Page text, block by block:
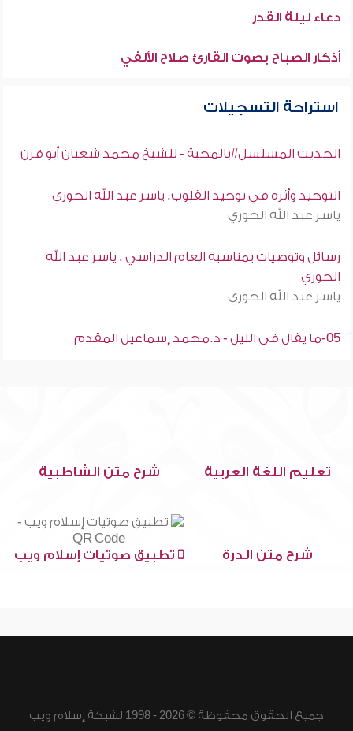
دعاء ليلة القدر
أذكار الصباح بصوت القارئ صلاح الألفي
استراحة التسجيلات
الحديث المسلسل#بالمحبة - للشيخ محمد شعبان أبو قرن
التوحيد وأثره في توحيد القلوب. ياسر عبد الله الحوري
ياسر عبد الله الحوري
رسائل وتوصيات بمناسبة العام الدراسي . ياسر عبد الله
الحوري
ياسر عبد الله الحوري
05-ما يقال فى الليل - د.محمد إسماعيل المقدم
تعليم اللغة العربية شرح متن الشاطبية
شرح متن الدرة تطبيق صوتيات إسلام ويب
جميع الحقوق محفوظة © 2026 - 1998 لشبكة إسلام ويب